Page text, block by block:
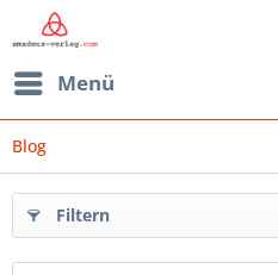
Menü
Blog
Filtern